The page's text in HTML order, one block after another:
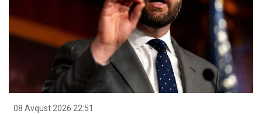
08 Avqust 2026 22:51